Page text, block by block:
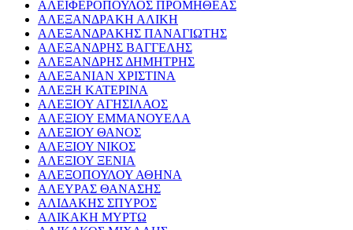
ΑΛΕΙΦΕΡΟΠΟΥΛΟΣ ΠΡΟΜΗΘΕΑΣ
ΑΛΕΞΑΝΔΡΑΚΗ ΑΛΙΚΗ
ΑΛΕΞΑΝΔΡΑΚΗΣ ΠΑΝΑΓΙΩΤΗΣ
ΑΛΕΞΑΝΔΡΗΣ ΒΑΓΓΕΛΗΣ
ΑΛΕΞΑΝΔΡΗΣ ΔΗΜΗΤΡΗΣ
ΑΛΕΞΑΝΙΑΝ ΧΡΙΣΤΙΝΑ
ΑΛΕΞΗ ΚΑΤΕΡΙΝΑ
ΑΛΕΞΙΟΥ ΑΓΗΣΙΛΑΟΣ
ΑΛΕΞΙΟΥ ΕΜΜΑΝΟΥΕΛΑ
ΑΛΕΞΙΟΥ ΘΑΝΟΣ
ΑΛΕΞΙΟΥ ΝΙΚΟΣ
ΑΛΕΞΙΟΥ ΞΕΝΙΑ
ΑΛΕΞΟΠΟΥΛΟΥ ΑΘΗΝΑ
ΑΛΕΥΡΑΣ ΘΑΝΑΣΗΣ
ΑΛΙΔΑΚΗΣ ΣΠΥΡΟΣ
ΑΛΙΚΑΚΗ ΜΥΡΤΩ